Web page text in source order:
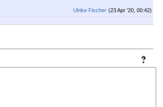
(23 Apr '20, 00:42)
Ulrike Fischer